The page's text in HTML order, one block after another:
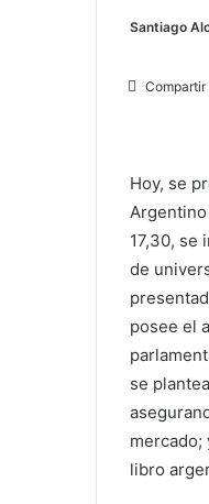
Santiago
Compartir
Hoy, se
Argentino
17,30, se
de
posee el
se
libro